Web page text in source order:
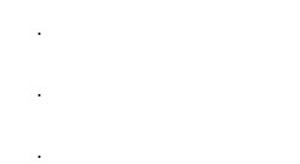
.
.
.